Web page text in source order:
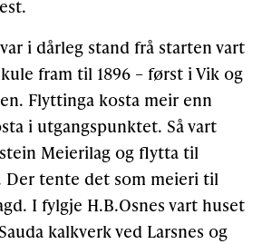
i dårleg stand frå starten vart
fram til 1896 – først i Vik og
Flyttinga kosta meir enn
i utgangspunktet. Så vart
Meierilag og flytta til
Der tente det som meieri til
I fylgje H.B.Osnes vart huset
kalkverk ved Larsnes og